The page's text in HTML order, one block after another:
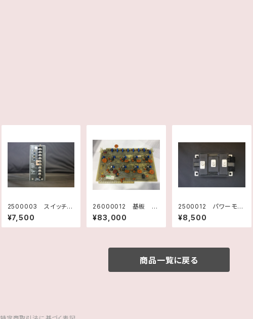
2500003 スイッチン
グレギュレーター D
C・POWER SUPPLY
VHR-10-24 ネミッ
¥7,500
26000012 基板 T
C AMPLIFIER F318
4001 Rev.B
¥83,000
2500012 パワーモジ
ュール MG300J2YS
50 TOSHIBA 未使
用品
¥8,500
商品一覧に戻る